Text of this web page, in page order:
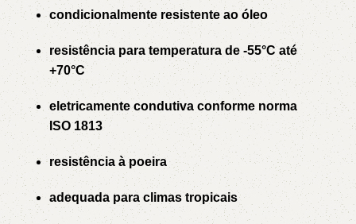
condicionalmente resistente ao óleo
resistência para temperatura de -55°C até
+70°C
eletricamente condutiva conforme norma
ISO 1813
resistência à poeira
adequada para climas tropicais